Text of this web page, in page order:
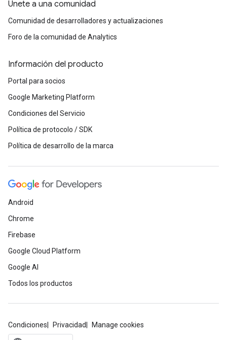
Únete a una comunidad
Comunidad de desarrolladores y actualizaciones
Foro de la comunidad de Analytics
Información del producto
Portal para socios
Google Marketing Platform
Condiciones del Servicio
Política de protocolo / SDK
Política de desarrollo de la marca
Android
Chrome
Firebase
Google Cloud Platform
Google AI
Todos los productos
Condiciones Privacidad Manage cookies